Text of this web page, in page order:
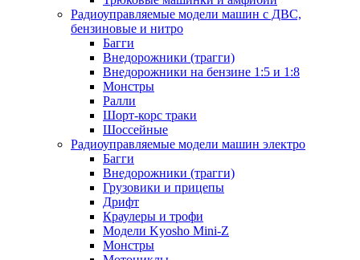
Радиоуправляемые модели машин с ДВС,
бензиновые и нитро
Багги
Внедорожники (трагги)
Внедорожники на бензине 1:5 и 1:8
Монстры
Ралли
Шорт-корс траки
Шоссейные
Радиоуправляемые модели машин электро
Багги
Внедорожники (трагги)
Грузовики и прицепы
Дрифт
Краулеры и трофи
Модели Kyosho Mini-Z
Монстры